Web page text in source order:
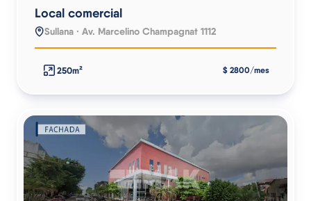
Local comercial
Sullana · Av. Marcelino Champagnat 1112
250m² $ 2800/mes